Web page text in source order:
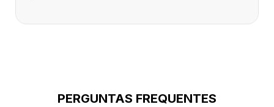
PERGUNTAS FREQUENTES